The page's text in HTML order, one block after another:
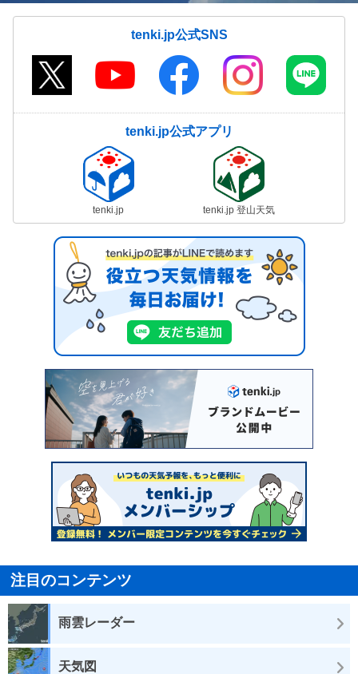
tenki.jp公式SNS
tenki.jp公式アプリ
tenki.jp tenki.jp 登山天気
注目のコンテンツ
雨雲レーダー
天気図